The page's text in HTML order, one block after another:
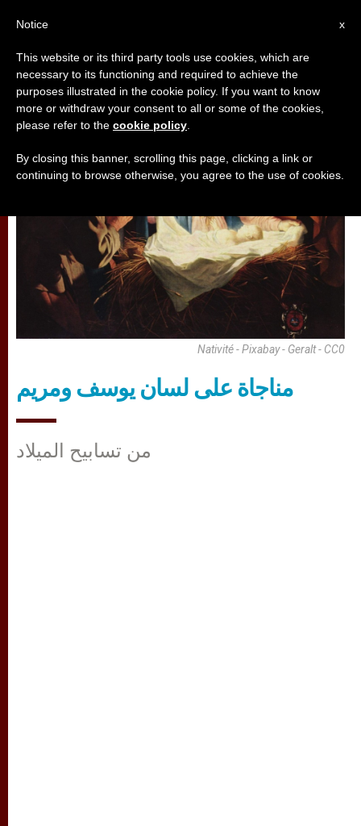
تأمّلات
Nativité - Pixabay - Geralt - CC0
مناجاة على لسان يوسف ومريم
من تسابيح الميلاد
x
Notice
This website or its third party tools use cookies, which are
necessary to its functioning and required to achieve the
purposes illustrated in the cookie policy. If you want to know
more or withdraw your consent to all or some of the cookies,
please refer to the cookie policy
By closing this banner, scrolling this page, clicking a link or
continuing to browse otherwise, you agree to the use of cookies.